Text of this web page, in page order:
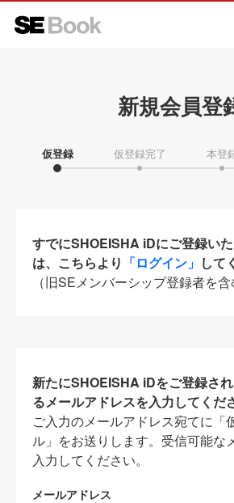
新規会員登
仮登録 仮登録完了 本登
すでにSHOEISHA iDにご登録い
は、こちらより 「ログイン」 して
（旧SEメンバーシップ登録者を含
新たにSHOEISHA iDをご登録さ
るメールアドレスを入力してくだ
ご入力のメールアドレス宛てに「
ル」をお送りします。受信可能な
入力してください。
メールアドレス